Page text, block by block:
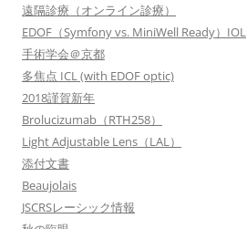
遠隔診療（オンライン診療）
EDOF（Symfony vs. MiniWell Ready）IOL
手術学会＠京都
多焦点 ICL (with EDOF optic)
2018謹賀新年
Brolucizumab（RTH258）
Light Adjustable Lens（LAL）
添付文書
Beaujolais
JSCRSレーシック情報